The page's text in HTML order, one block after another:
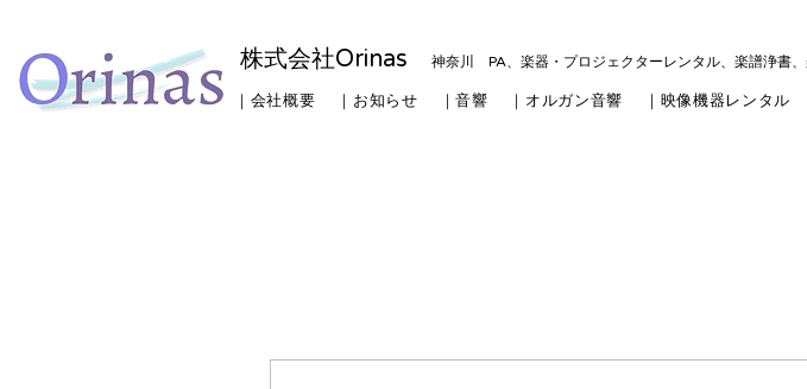
株式会社Orinas 神奈川 PA、楽器・プロジェクターレンタル、楽譜浄書
｜会社概要 ｜お知らせ ｜音響 ｜オルガン音響 ｜映像機器レンタル